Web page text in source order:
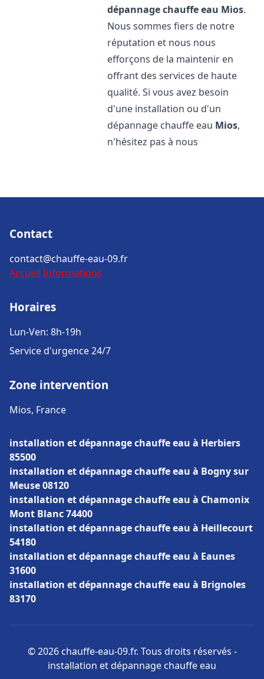
dépannage chauffe eau Mios.
Nous sommes fiers de notre
réputation et nous nous
efforçons de la maintenir en
offrant des services de haute
qualité. Si vous avez besoin
d'une installation ou d'un
dépannage chauffe eau Mios,
n'hésitez pas à nous
Contact
contact@chauffe-eau-09.fr
Accueil Informations
Horaires
Lun-Ven: 8h-19h
Service d'urgence 24/7
Zone intervention
Mios, France
installation et dépannage chauffe eau à Herbiers
85500
installation et dépannage chauffe eau à Bogny sur
Meuse 08120
installation et dépannage chauffe eau à Chamonix
Mont Blanc 74400
installation et dépannage chauffe eau à Heillecourt
54180
installation et dépannage chauffe eau à Eaunes
31600
installation et dépannage chauffe eau à Brignoles
83170
© 2026 chauffe-eau-09.fr. Tous droits réservés -
installation et dépannage chauffe eau